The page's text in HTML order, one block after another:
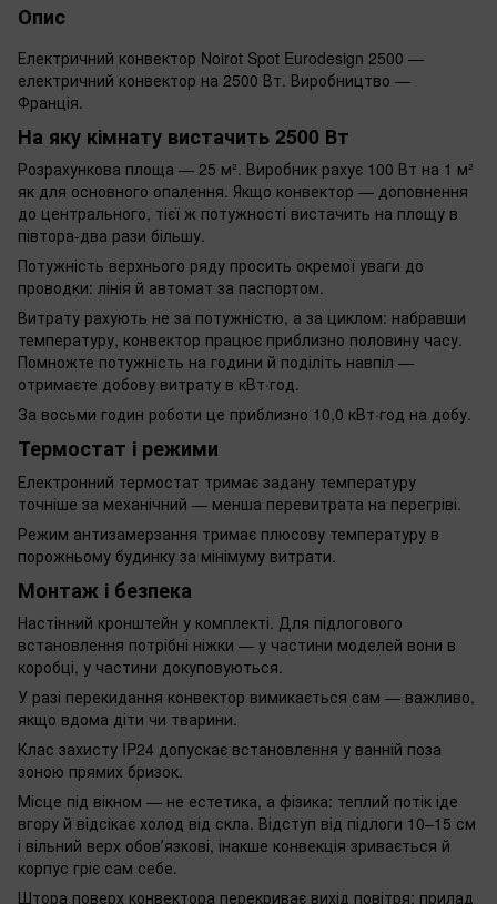
Опис
Електричний конвектор Noirot Spot Eurodesign 2500 —
електричний конвектор на 2500 Вт. Виробництво —
Франція.
На яку кімнату вистачить 2500 Вт
Розрахункова площа — 25 м². Виробник рахує 100 Вт на 1 м²
як для основного опалення. Якщо конвектор — доповнення
до центрального, тієї ж потужності вистачить на площу в
півтора-два рази більшу.
Потужність верхнього ряду просить окремої уваги до
проводки: лінія й автомат за паспортом.
Витрату рахують не за потужністю, а за циклом: набравши
температуру, конвектор працює приблизно половину часу.
Помножте потужність на години й поділіть навпіл —
отримаєте добову витрату в кВт·год.
За восьми годин роботи це приблизно 10,0 кВт·год на добу.
Термостат і режими
Електронний термостат тримає задану температуру
точніше за механічний — менша перевитрата на перегріві.
Режим антизамерзання тримає плюсову температуру в
порожньому будинку за мінімуму витрати.
Монтаж і безпека
Настінний кронштейн у комплекті. Для підлогового
встановлення потрібні ніжки — у частини моделей вони в
коробці, у частини докуповуються.
У разі перекидання конвектор вимикається сам — важливо,
якщо вдома діти чи тварини.
Клас захисту IP24 допускає встановлення у ванній поза
зоною прямих бризок.
Місце під вікном — не естетика, а фізика: теплий потік іде
вгору й відсікає холод від скла. Відступ від підлоги 10–15 см
і вільний верх обовʼязкові, інакше конвекція зривається й
корпус гріє сам себе.
Штора поверх конвектора перекриває вихід повітря: прилад